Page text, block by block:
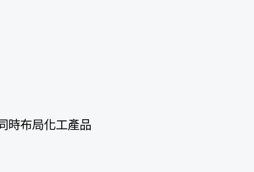
時布局化工產品